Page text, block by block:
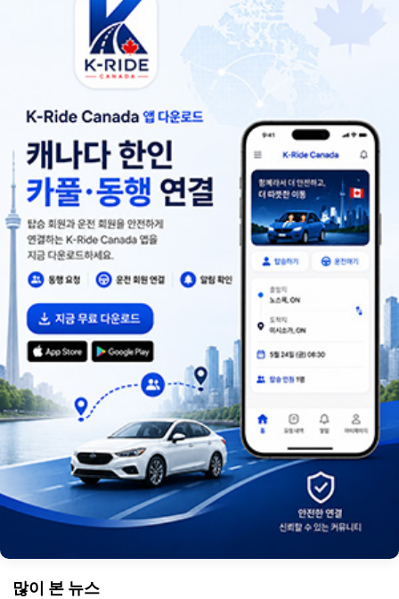
많이 본 뉴스